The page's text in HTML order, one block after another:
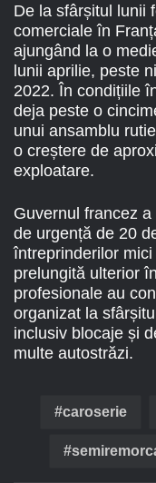
De la sfârșitul lunii
comerciale în
ajungând la o
lunii aprilie, peste
2022. În condițiile
deja peste o
unui ansamblu
o creștere de
exploatare.
Guvernul francez
de urgență de 20
întreprinderilor
prelungită ulterior
profesionale au
organizat la
inclusiv blocaje și
multe autostrăzi.
caroserie